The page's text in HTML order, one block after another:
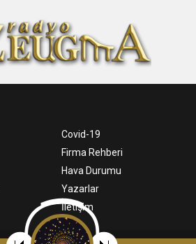
Covid-19
Firma Rehberi
Hava Durumu
Yazarlar
İletişim